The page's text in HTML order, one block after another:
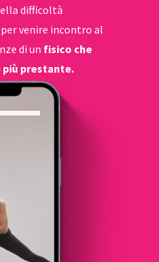
difficoltà
venire incontro al
di un fisico che
più prestante.